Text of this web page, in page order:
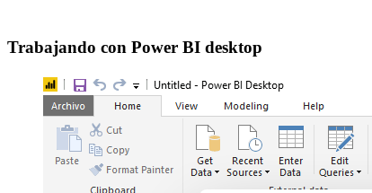
Trabajando con Power BI desktop